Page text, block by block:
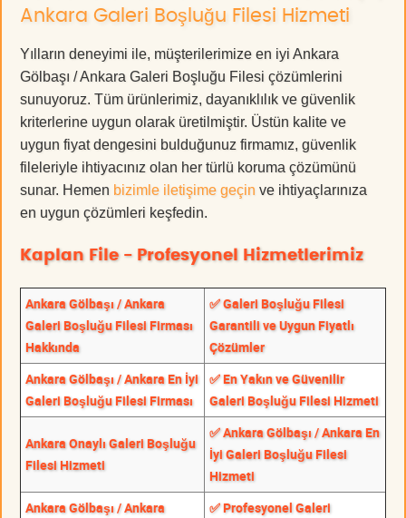
Ankara Galeri Boşluğu Filesi Hizmeti
Yılların deneyimi ile, müşterilerimize en iyi Ankara
Gölbaşı / Ankara Galeri Boşluğu Filesi çözümlerini
sunuyoruz. Tüm ürünlerimiz, dayanıklılık ve güvenlik
kriterlerine uygun olarak üretilmiştir. Üstün kalite ve
uygun fiyat dengesini bulduğunuz firmamız, güvenlik
fileleriyle ihtiyacınız olan her türlü koruma çözümünü
sunar. Hemen bizimle iletişime geçin ve ihtiyaçlarınıza
en uygun çözümleri keşfedin.
Kaplan File - Profesyonel Hizmetlerimiz
Ankara Gölbaşı / Ankara
Galeri Boşluğu Filesi Firması
Hakkında
✅ Galeri Boşluğu Filesi
Garantili ve Uygun Fiyatlı
Çözümler
Ankara Gölbaşı / Ankara En İyi
Galeri Boşluğu Filesi Firması
✅ En Yakın ve Güvenilir
Galeri Boşluğu Filesi Hizmeti
Ankara Onaylı Galeri Boşluğu
Filesi Hizmeti
✅ Ankara Gölbaşı / Ankara En
İyi Galeri Boşluğu Filesi
Hizmeti
Ankara Gölbaşı / Ankara
✅ Profesyonel Galeri